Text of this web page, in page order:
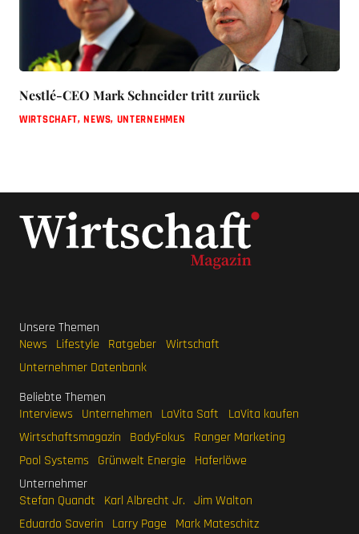
Nestlé-CEO Mark Schneider tritt zurück
WIRTSCHAFT,NEWS, UNTERNEHMEN
Unsere Themen
News
Lifestyle Ratgeber Wirtschaft
Unternehmer Datenbank
Beliebte Themen
Interviews
Unternehmen LaVita Saft
LaVita kaufen
Wirtschaftsmagazin
BodyFokus
Ranger Marketing
Pool Systems
Grünwelt Energie
Haferlöwe
Unternehmer
Stefan Quandt
Karl Albrecht Jr. Jim Walton
Eduardo Saverin
Larry Page Mark Mateschitz